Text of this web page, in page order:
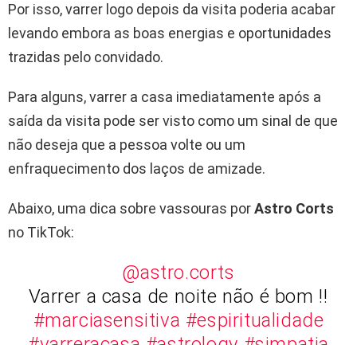
Por isso, varrer logo depois da visita poderia acabar
levando embora as boas energias e oportunidades
trazidas pelo convidado.
Para alguns, varrer a casa imediatamente após a
saída da visita pode ser visto como um sinal de que
não deseja que a pessoa volte ou um
enfraquecimento dos laços de amizade.
Abaixo, uma dica sobre vassouras porAstro Corts
no TikTok:
@astro.corts
Varrer a casa de noite não é bom !!
#marciasensitiva #espiritualidade